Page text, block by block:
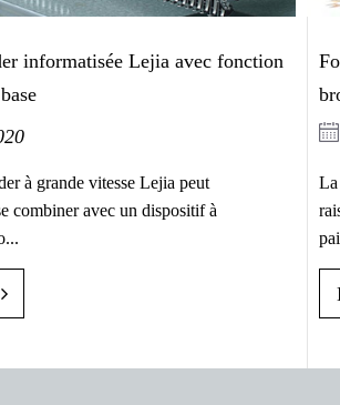
informatisée Lejia avec fonction
à grande vitesse Lejia peut
combiner avec un dispositif à
La